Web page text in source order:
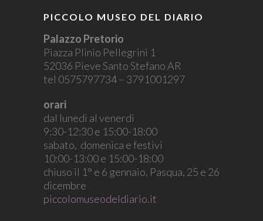
PICCOLO MUSEO DEL DIARIO
Palazzo Pretorio
Piazza Plinio Pellegrini 1
52036 Pieve Santo Stefano AR
tel 0575797734 – 3791001297
orari
dal lunedì al venerdì
9:30-12:30 e 15:00-18:00
sabato, domenica e festivi
10:00-13:00 e 15:00-18:00
chiuso il 1° e 6 gennaio, Pasqua, 25 e 26
dicembre
piccolomuseodeldiario.it